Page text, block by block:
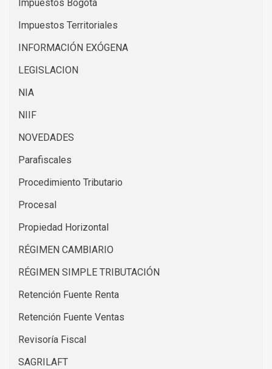
Impuestos Bogotá
Impuestos Territoriales
INFORMACIÓN EXÓGENA
LEGISLACION
NIA
NIIF
NOVEDADES
Parafiscales
Procedimiento Tributario
Procesal
Propiedad Horizontal
RÉGIMEN CAMBIARIO
RÉGIMEN SIMPLE TRIBUTACIÓN
Retención Fuente Renta
Retención Fuente Ventas
Revisoría Fiscal
SAGRILAFT